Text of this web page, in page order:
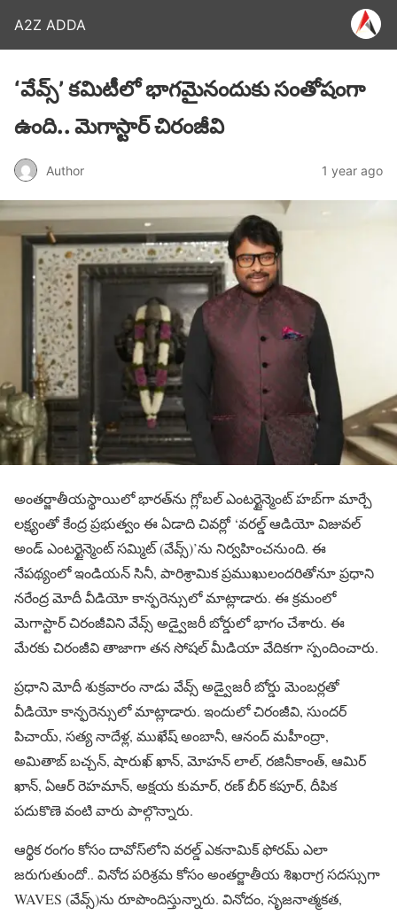
A2Z ADDA
‘వేవ్స్’ కమిటీలో భాగమైనందుకు సంతోషంగా
ఉంది.. మెగాస్టార్ చిరంజీవి
Author 1 year ago
అంతర్జాతీయస్థాయిలో భారత్‌ను గ్లోబల్ ఎంటర్టైన్మెంట్ హబ్‌గా మార్చే
లక్ష్యంతో కేంద్ర ప్రభుత్వం ఈ ఏడాది చివర్లో ‘వరల్డ్ ఆడియో విజువల్
అండ్ ఎంటర్టైన్మెంట్ సమ్మిట్ (వేవ్స్)’ను నిర్వహించనుంది. ఈ
నేపథ్యంలో ఇండియన్ సినీ, పారిశ్రామిక ప్రముఖులందరితోనూ ప్రధాని
నరేంద్ర మోదీ వీడియో కాన్ఫరెన్సులో మాట్లాడారు. ఈ క్రమంలో
మెగాస్టార్ చిరంజీవిని వేవ్స్ అడ్వైజరీ బోర్డులో భాగం చేశారు. ఈ
మేరకు చిరంజీవి తాజాగా తన సోషల్ మీడియా వేదికగా స్పందించారు.
ప్రధాని మోదీ శుక్రవారం నాడు వేవ్స్ అడ్వైజరీ బోర్డు మెంబర్లతో
వీడియో కాన్ఫరెన్సులో మాట్లాడారు. ఇందులో చిరంజీవి, సుందర్
పిచాయ్, సత్య నాదేళ్ల, ముఖేష్ అంబానీ, ఆనంద్ మహీంద్రా,
అమితాబ్ బచ్చన్, షారుఖ్ ఖాన్, మోహన్ లాల్, రజినీకాంత్, ఆమిర్
ఖాన్, ఏఆర్ రెహమాన్, అక్షయ కుమార్, రణ్ బీర్ కపూర్, దీపిక
పదుకొణె వంటి వారు పాల్గొన్నారు.
ఆర్థిక రంగం కోసం దావోస్‌లోని వరల్డ్ ఎకనామిక్ ఫోరమ్ ఎలా
జరుగుతుందో.. వినోద పరిశ్రమ కోసం అంతర్జాతీయ శిఖరాగ్ర సదస్సుగా
WAVES (వేవ్స్)ను రూపొందిస్తున్నారు. వినోదం, సృజనాత్మకత,